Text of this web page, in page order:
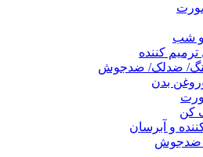
و شب
کننده
ضدلک/ ضدجوش
بدن
کن
و آبرسان
ضدجوش